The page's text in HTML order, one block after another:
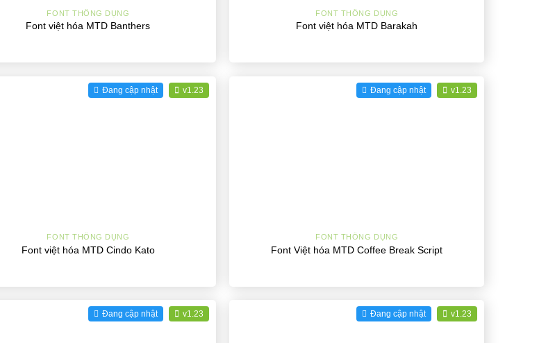
FONT THÔNG DỤNG
Font việt hóa MTD Banthers
FONT THÔNG DỤNG
Font việt hóa MTD Barakah
Đang cập nhật v1.23
FONT THÔNG DỤNG
Font việt hóa MTD Cindo Kato
Đang cập nhật v1.23
FONT THÔNG DỤNG
Font Việt hóa MTD Coffee Break Script
Đang cập nhật v1.23 Đang cập nhật v1.23